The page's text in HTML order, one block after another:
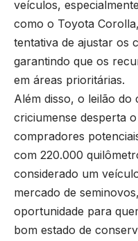
veículos,
como o Toyota
tentativa de ajustar os
garantindo que os
em áreas prioritárias.
Além disso, o leilão
criciumense desperta
compradores
com 220.000
considerado um
mercado de
oportunidade para
bom estado de